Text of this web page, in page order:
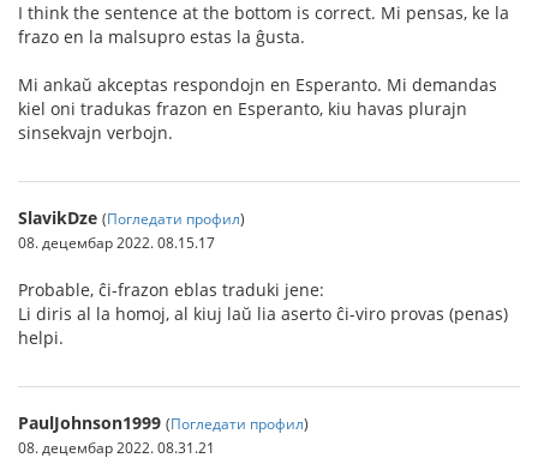
I think the sentence at the bottom is correct. Mi pensas, ke la
frazo en la malsupro estas la ĝusta.
Mi ankaŭ akceptas respondojn en Esperanto. Mi demandas
kiel oni tradukas frazon en Esperanto, kiu havas plurajn
sinsekvajn verbojn.
SlavikDze (Погледати профил)
08. децембар 2022. 08.15.17
Probable, ĉi-frazon eblas traduki jene:
Li diris al la homoj, al kiuj laŭ lia aserto ĉi-viro provas (penas)
helpi.
PaulJohnson1999 (Погледати профил)
08. децембар 2022. 08.31.21